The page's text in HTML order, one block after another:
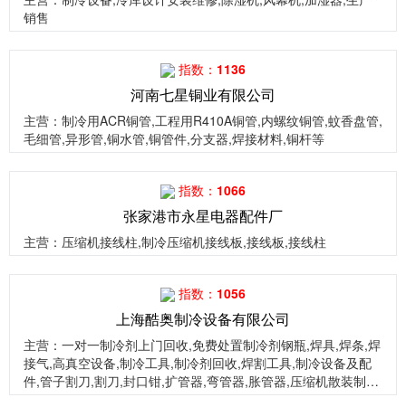
销售
指数：1136
河南七星铜业有限公司
主营 ：制冷用ACR铜管,工程用R410A铜管,内螺纹铜管,蚊香盘管,
毛细管,异形管,铜水管,铜管件,分支器,焊接材料,铜杆等
指数：1066
张家港市永星电器配件厂
主营 ：压缩机接线柱,制冷压缩机接线板,接线板,接线柱
指数：1056
上海酷奥制冷设备有限公司
主营 ：一对一制冷剂上门回收,免费处置制冷剂钢瓶,焊具,焊条,焊
接气,高真空设备,制冷工具,制冷剂回收,焊割工具,制冷设备及配
件,管子割刀,割刀,封口钳,扩管器,弯管器,胀管器,压缩机散装制冷
剂,瓶装制冷剂,听装制冷